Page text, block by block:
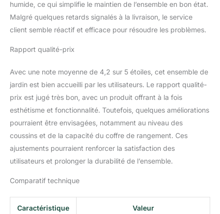
besoins. FACILITÉ
D'ENTRETIEN ET
ASTUCIEUX: Nos
d'entretien. La table
exterieur avec son
plateau en verre trempé
ajoute une touche
raffinée et pratique. De
plus, profitez d'un
espace de rangement
ingénieux pour garder
votre table et chaise de
LUXE POUR VOTRE
JARDIN: Avec ce salon
humide, ce qui simplifie le maintien de l’ensemble en bon état.
Malgré quelques retards signalés à la livraison, le service
client semble réactif et efficace pour résoudre les problèmes.
Rapport qualité-prix
Avec une note moyenne de 4,2 sur 5 étoiles, cet ensemble de
jardin est bien accueilli par les utilisateurs. Le rapport qualité-
prix est jugé très bon, avec un produit offrant à la fois
esthétisme et fonctionnalité. Toutefois, quelques améliorations
pourraient être envisagées, notamment au niveau des
coussins et de la capacité du coffre de rangement. Ces
ajustements pourraient renforcer la satisfaction des
utilisateurs et prolonger la durabilité de l’ensemble.
Comparatif technique
Caractéristique Valeur